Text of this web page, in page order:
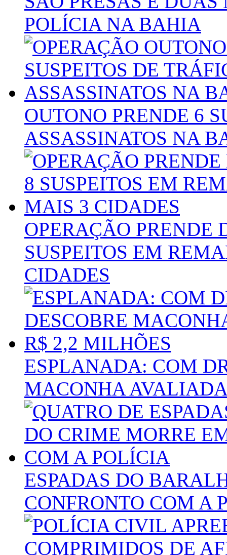
POLÍCIA NA BAHIA
OUTONO PRENDE 6
ASSASSINATOS NA
OPERAÇÃO PRENDE
SUSPEITOS EM
CIDADES
ESPLANADA: COM
MACONHA
ESPADAS DO
CONFRONTO COM A